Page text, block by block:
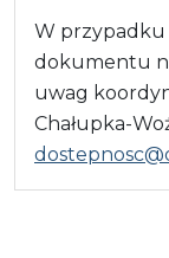
W przypadku
dokumentu
uwag
Chałupka-